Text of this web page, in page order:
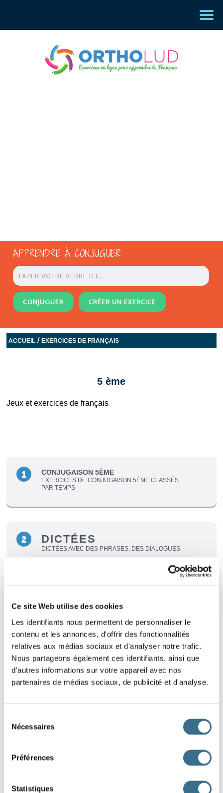
Ce site Web utilise des cookies
Les identifiants nous permettent de personnaliser le
contenu et les annonces, d'offrir des fonctionnalités
relatives aux médias sociaux et d'analyser notre trafic.
Nous partageons également ces identifiants, ainsi que
d'autres informations sur votre appareil avec nos
partenaires de médias sociaux, de publicité et d'analyse.
Nécessaires
Préférences
Statistiques
APPRENDRE À CONJUGUER
CONJUGUER CRÉER UN EXERCICE
ACCUEIL /EXERCICES DE FRANÇAIS
5 ème
Jeux et exercices de français
1 CONJUGAISON 5ÈME
EXERCICES DE CONJUGAISON 5ÈME CLASSÉS
PAR TEMPS
2 DICTÉES
DICTÉES AVEC DES PHRASES, DES DIALOGUES.
3 GRAMMAIRE 5ÈME
EXERCICES DE GRAMMAIRE 5ÈME
4 LECTURE
JEUX ET EXERCICES
ORTHOGRAPHE